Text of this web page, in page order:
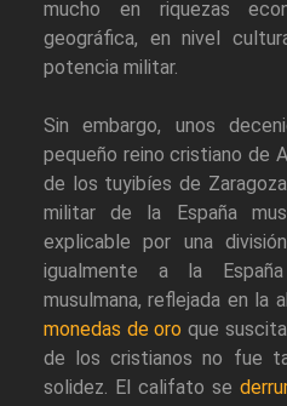
mucho en riquezas
geográfica, en nivel
potencia militar.
Sin embargo, unos
pequeño reino cristiano de
de los tuyibíes de
militar de la España
explicable por una
igualmente a la
musulmana, reflejada en la
monedas de oro que
de los cristianos no fue
solidez. El califato se